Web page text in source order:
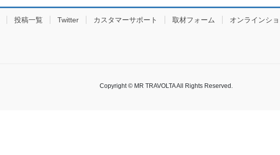
投稿一覧 Twitter カスタマーサポート 取材フォーム オンラインシ
Copyright © MR TRAVOLTA All Rights Reserved.